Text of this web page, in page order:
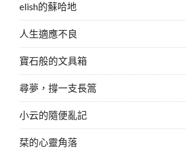
elish的蘇哈地
人生適應不良
寶石般的文具箱
尋夢，撐一支長篙
小云的隨便亂記
栞的心靈角落